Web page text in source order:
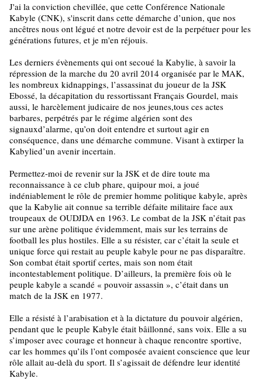
J'ai la conviction chevillée, que cette Conférence Nationale
Kabyle (CNK), s'inscrit dans cette démarche d’union, que nos
ancêtres nous ont légué et notre devoir est de la perpétuer pour les
générations futures, et je m'en réjouis.
Les derniers évènements qui ont secoué la Kabylie, à savoir la
répression de la marche du 20 avril 2014 organisée par le MAK,
les nombreux kidnappings, l’assassinat du joueur de la JSK
Ebossé, la décapitation du ressortissant Français Gourdel, mais
aussi, le harcèlement judicaire de nos jeunes,tous ces actes
barbares, perpétrés par le régime algérien sont des
signauxd’alarme, qu’on doit entendre et surtout agir en
conséquence, dans une démarche commune. Visant à extirper la
Kabylied’un avenir incertain.
Permettez-moi de revenir sur la JSK et de dire toute ma
reconnaissance à ce club phare, quipour moi, a joué
indéniablement le rôle de premier homme politique kabyle, après
que la Kabylie ait connue sa terrible défaite militaire face aux
troupeaux de OUDJDA en 1963. Le combat de la JSK n’était pas
sur une arène politique évidemment, mais sur les terrains de
football les plus hostiles. Elle a su résister, car c’était la seule et
unique force qui restait au peuple kabyle pour ne pas disparaître.
Son combat était sportif certes, mais son nom était
incontestablement politique. D’ailleurs, la première fois où le
peuple kabyle a scandé « pouvoir assassin », c’était dans un
match de la JSK en 1977.
Elle a résisté à l’arabisation et à la dictature du pouvoir algérien,
pendant que le peuple Kabyle était bâillonné, sans voix. Elle a su
s’imposer avec courage et honneur à chaque rencontre sportive,
car les hommes qu’ils l’ont composée avaient conscience que leur
rôle allait au-delà du sport. Il s’agissait de défendre leur identité
Kabyle.